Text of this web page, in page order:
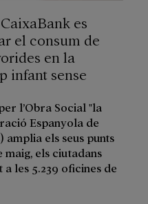
es
el consum de
en la
infant sense
l’Obra Social "la
Espanyola de
amplia els seus punts
els ciutadans
les 5.239 oficines de